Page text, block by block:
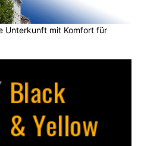
Unterkunft mit Komfort für